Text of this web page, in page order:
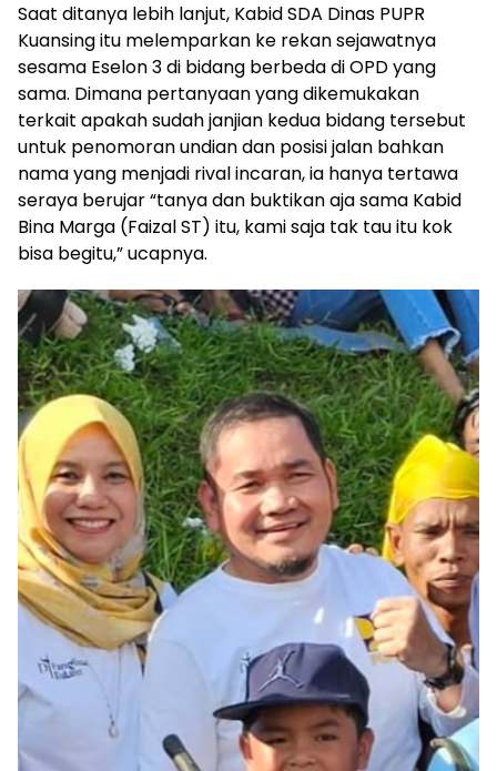
Saat ditanya lebih lanjut, Kabid SDA Dinas PUPR
Kuansing itu melemparkan ke rekan sejawatnya
sesama Eselon 3 di bidang berbeda di OPD yang
sama. Dimana pertanyaan yang dikemukakan
terkait apakah sudah janjian kedua bidang tersebut
untuk penomoran undian dan posisi jalan bahkan
nama yang menjadi rival incaran, ia hanya tertawa
seraya berujar “tanya dan buktikan aja sama Kabid
Bina Marga (Faizal ST) itu, kami saja tak tau itu kok
bisa begitu,” ucapnya.